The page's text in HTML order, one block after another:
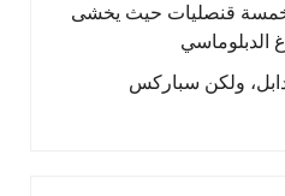
خمسة قنصليات حيث يخشى
الدبلوماسي
دابل، ولكن سباركس